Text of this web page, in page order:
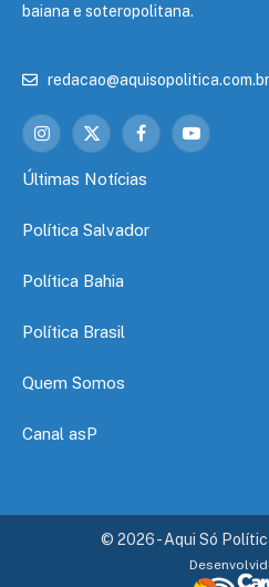
baiana e soteropolitana.
redacao@aquisopolitica.com.br
Instagram
X
FacebookYouTube
Últimas Notícias
Política Salvador
Política Bahia
Política Brasil
Quem Somos
Canal asP
© 2026 - Aqui Só